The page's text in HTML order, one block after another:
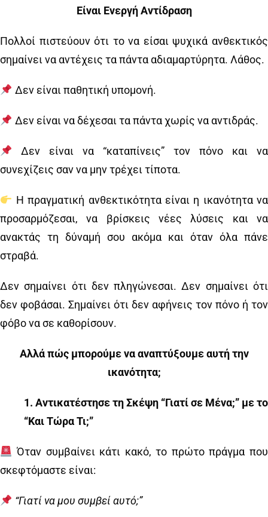
Είναι Ενεργή Αντίδραση
Πολλοί πιστεύουν ότι το να είσαι ψυχικά ανθεκτικός
σημαίνει να αντέχεις τα πάντα αδιαμαρτύρητα. Λάθος.
Δεν είναι παθητική υπομονή.
Δεν είναι να δέχεσαι τα πάντα χωρίς να αντιδράς.
Δεν είναι να “καταπίνεις” τον πόνο και να
συνεχίζεις σαν να μην τρέχει τίποτα.
Η πραγματική ανθεκτικότητα είναι η ικανότητα να
προσαρμόζεσαι, να βρίσκεις νέες λύσεις και να
ανακτάς τη δύναμή σου ακόμα και όταν όλα πάνε
στραβά.
Δεν σημαίνει ότι δεν πληγώνεσαι. Δεν σημαίνει ότι
δεν φοβάσαι. Σημαίνει ότι δεν αφήνεις τον πόνο ή τον
φόβο να σε καθορίσουν.
Αλλά πώς μπορούμε να αναπτύξουμε αυτή την
ικανότητα;
1️. Αντικατέστησε τη Σκέψη “Γιατί σε Μένα;” με το
“Και Τώρα Τι;”
Όταν συμβαίνει κάτι κακό, το πρώτο πράγμα που
σκεφτόμαστε είναι:
“Γιατί να μου συμβεί αυτό;”